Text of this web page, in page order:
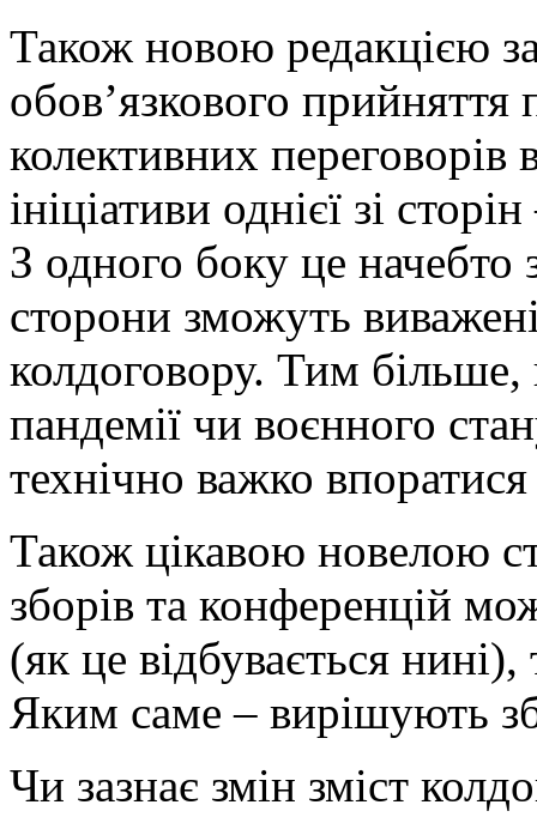
Також новою редакцією
обов’язкового
колективних
ініціативи однієї зі
З одного боку це начебто
сторони зможуть
колдоговору. Тим
пандемії чи воєнного
технічно важко впоратися
Також цікавою новелою
зборів та конференцій
(як це відбувається
Яким саме – вирішують
Чи зазнає змін зміст